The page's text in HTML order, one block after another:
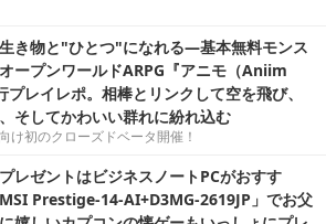
き物と"ひとつ"になれる―基本無料モンス
ープンワールドARPG『アニモ（Aniim
プレイレポ。相棒とリンクして空を飛び、
そしてかわいい群れに紛れ込む
け初のクローズドベータ開催！
レゼントはビジネスノートPCがおすす
Prestige-14-AI+D3MG-2619JP」でお父